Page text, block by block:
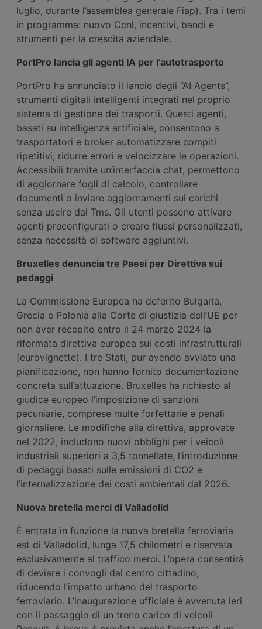
luglio, durante l’assemblea generale Fiap). Tra i temi
in programma: nuovo Ccnl, incentivi, bandi e
strumenti per la crescita aziendale.
PortPro lancia gli agenti IA per l’autotrasporto
PortPro ha annunciato il lancio degli “AI Agents”,
strumenti digitali intelligenti integrati nel proprio
sistema di gestione dei trasporti. Questi agenti,
basati su intelligenza artificiale, consentono a
trasportatori e broker automatizzare compiti
ripetitivi, ridurre errori e velocizzare le operazioni.
Accessibili tramite un’interfaccia chat, permettono
di aggiornare fogli di calcolo, controllare
documenti o inviare aggiornamenti sui carichi
senza uscire dal Tms. Gli utenti possono attivare
agenti preconfigurati o creare flussi personalizzati,
senza necessità di software aggiuntivi.
Bruxelles denuncia tre Paesi per Direttiva sui
pedaggi
La Commissione Europea ha deferito Bulgaria,
Grecia e Polonia alla Corte di giustizia dell’UE per
non aver recepito entro il 24 marzo 2024 la
riformata direttiva europea sui costi infrastrutturali
(eurovignette). I tre Stati, pur avendo avviato una
pianificazione, non hanno fornito documentazione
concreta sull’attuazione. Bruxelles ha richiesto al
giudice europeo l’imposizione di sanzioni
pecuniarie, comprese multe forfettarie e penali
giornaliere. Le modifiche alla direttiva, approvate
nel 2022, includono nuovi obblighi per i veicoli
industriali superiori a 3,5 tonnellate, l’introduzione
di pedaggi basati sulle emissioni di CO2 e
l’internalizzazione dei costi ambientali dal 2026.
Nuova bretella merci di Valladolid
È entrata in funzione la nuova bretella ferroviaria
est di Valladolid, lunga 17,5 chilometri e riservata
esclusivamente al traffico merci. L’opera consentirà
di deviare i convogli dal centro cittadino,
riducendo l’impatto urbano del trasporto
ferroviario. L’inaugurazione ufficiale è avvenuta ieri
con il passaggio di un treno carico di veicoli